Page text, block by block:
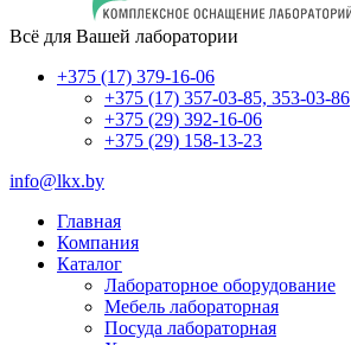
Всё для Вашей лаборатории
+375 (17) 379-16-06
+375 (17) 357-03-85, 353-03-86
+375 (29) 392-16-06
+375 (29) 158-13-23
info@lkx.by
Главная
Компания
Каталог
Лабораторное оборудование
Мебель лабораторная
Посуда лабораторная